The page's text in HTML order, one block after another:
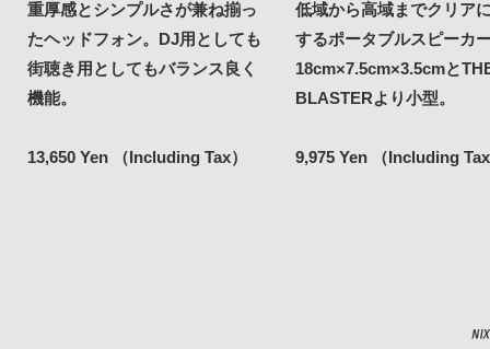
重厚感とシンプルさが兼ね揃っ
たヘッドフォン。DJ用としても
街聴き用としてもバランス良く
機能。
13,650 Yen （Including Tax）
低域から高域までクリア
するポータブルスピーカ
18cm×7.5cm×3.5cmと
BLASTERより小型。
9,975 Yen （Including